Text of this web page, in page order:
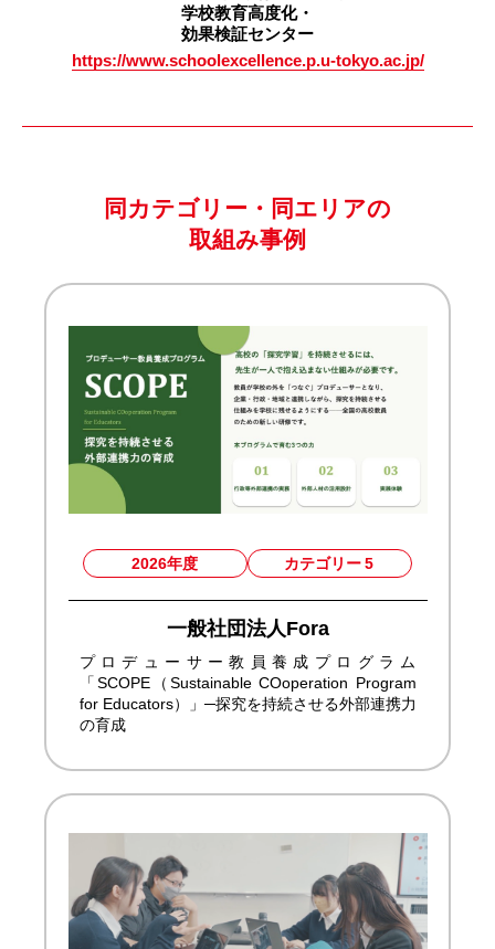
学校教育高度化・
効果検証センター
https://www.schoolexcellence.p.u-tokyo.ac.jp/
同カテゴリー・同エリアの
取組み事例
2026年度 カテゴリー 5
一般社団法人Fora
プロデューサー教員養成プログラム
「SCOPE（Sustainable COoperation Program
for Educators）」─探究を持続させる外部連携力
の育成